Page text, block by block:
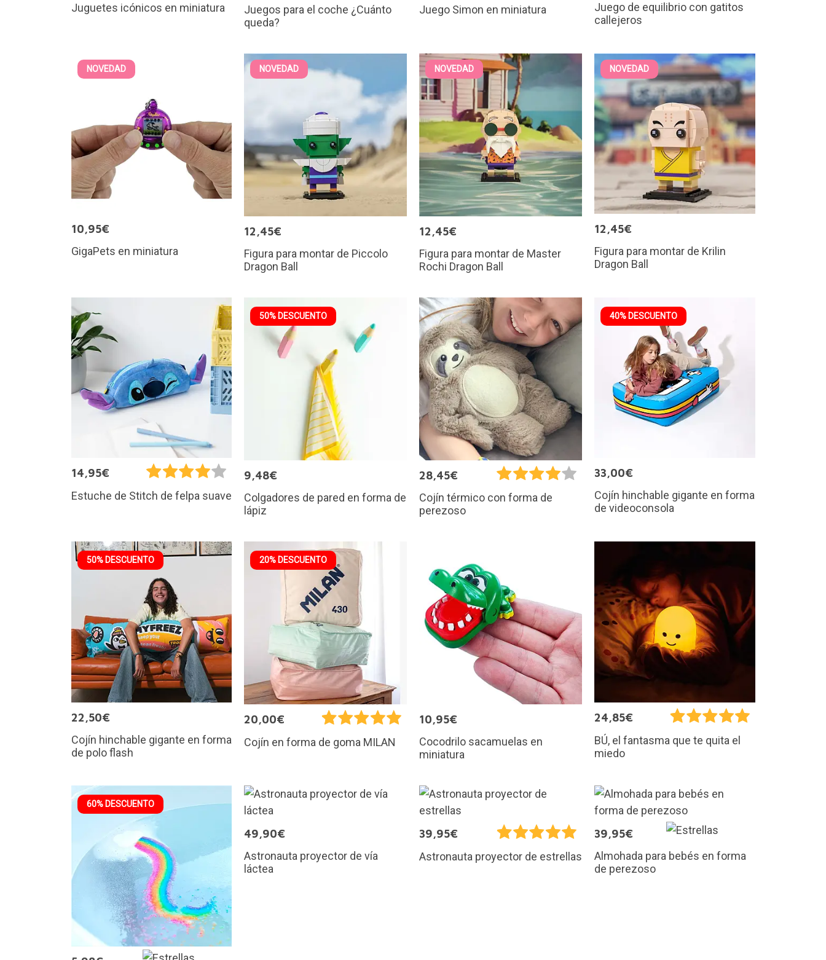
Juguetes icónicos en miniatura
Juegos para el coche ¿Cuánto
queda?
Juego Simon en miniatura
Juego de equilibrio con gatitos
callejeros
NOVEDAD
10,95€
GigaPets en miniatura
NOVEDAD
12,45€
Figura para montar de Piccolo
Dragon Ball
NOVEDAD
12,45€
Figura para montar de Master
Rochi Dragon Ball
NOVEDAD
12,45€
Figura para montar de Krilin
Dragon Ball
14,95€
Estuche de Stitch de felpa suave
50% DESCUENTO
9,48€
Colgadores de pared en forma de
lápiz
28,45€
Cojín térmico con forma de
perezoso
40% DESCUENTO
33,00€
Cojín hinchable gigante en forma
de videoconsola
50% DESCUENTO
22,50€
Cojín hinchable gigante en forma
de polo flash
20% DESCUENTO
20,00€
Cojín en forma de goma MILAN
10,95€
Cocodrilo sacamuelas en
miniatura
24,85€
BÚ, el fantasma que te quita el
miedo
60% DESCUENTO
49,90€
Astronauta proyector de vía
láctea
39,95€
Astronauta proyector de estrellas
39,95€
Almohada para bebés en forma
de perezoso